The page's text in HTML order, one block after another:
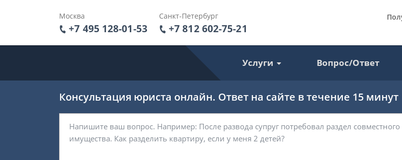
Москва
+7 495 128-01-53
Санкт-Петербург
+7 812 602-75-21
Услуги Вопрос/Ответ
Консультация юриста онлайн. Ответ на сайте в течение 15 минут